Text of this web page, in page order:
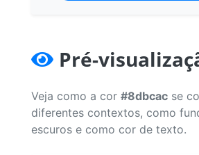
Pré-
Veja como a cor #8dbcac se
diferentes contextos, como
escuros e como cor de texto.